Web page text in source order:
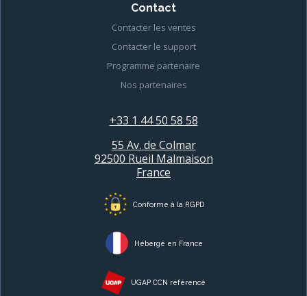
Contact
Contacter les ventes
Contacter le support
Programme partenaire
Nos partenaires
+33 1 44 50 58 58
55 Av. de Colmar
92500 Rueil Malmaison
France
Conforme à la RGPD
Hébergé en France
UGAP CCN référencé